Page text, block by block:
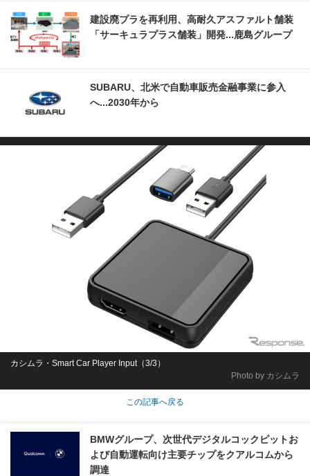
建設廃プラを再利用、高耐久アスファルト舗装
「サーキュラプラス舗装」開発...鹿島グループ
SUBARU、北米で自動車販売金融事業に参入
へ...2030年から
Photo by カシムラ
カシムラ・Smart Car Player Input（3/3）
この記事へ戻る
BMWグループ、次世代デジタルコックピットお
よび自動運転向け主要チップをクアルコムから
調達